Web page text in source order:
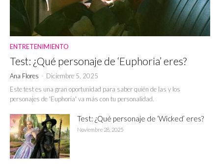
ENTRETENIMIENTO
Test: ¿Qué personaje de ‘Euphoria’ eres?
Ana Flores - Diciembre 5, 2025
Este test es una gran oportunidad para saber quién de las y los
personajes de 'Euphoria' va más con tu personalidad.
Test: ¿Qué personaje de ‘Wicked’ eres?
Noviembre 28, 2025